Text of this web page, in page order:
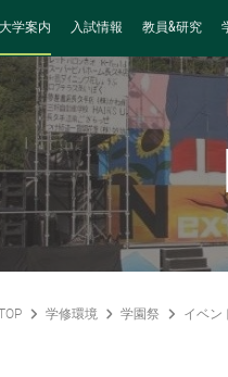
大学案内 入試情報 教員&研究
学修環境 学園祭 イベン